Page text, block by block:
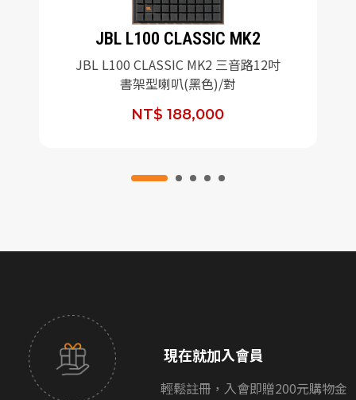
JBL L100 CLASSIC MK2
JBL L100 CLASSIC MK2 三音路12吋
書架型喇叭(黑色)/對
NT$ 188,000
現在就加入會員
輕鬆註冊，入會即贈200元購物金